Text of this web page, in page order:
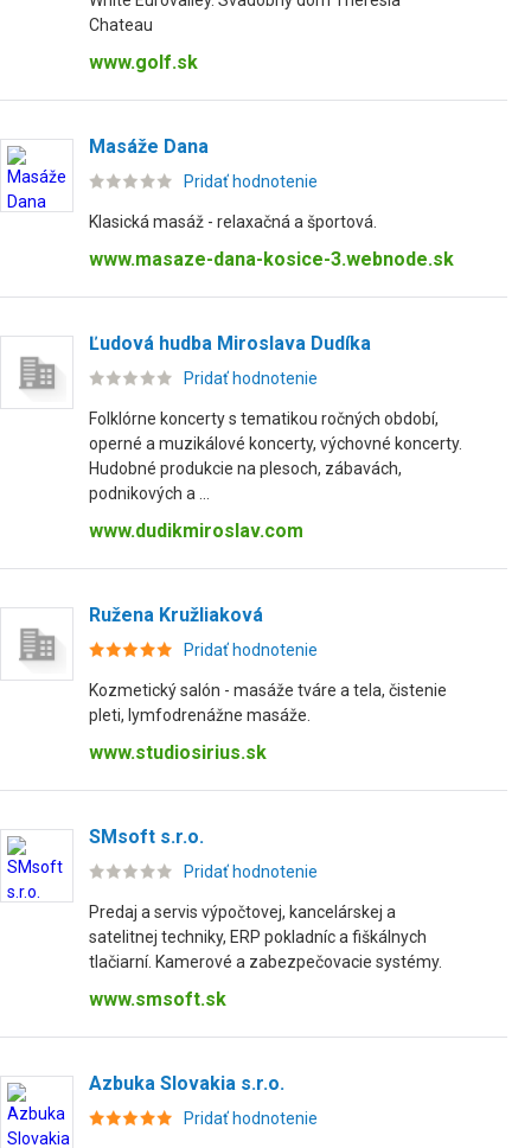
Chateau
www.golf.sk
Masáže Dana
Pridať hodnotenie
Klasická masáž - relaxačná a športová.
www.masaze-dana-kosice-3.webnode.sk
Ľudová hudba Miroslava Dudíka
Pridať hodnotenie
Folklórne koncerty s tematikou ročných období,
operné a muzikálové koncerty, výchovné koncerty.
Hudobné produkcie na plesoch, zábavách,
podnikových a ...
www.dudikmiroslav.com
Ružena Kružliaková
Pridať hodnotenie
Kozmetický salón - masáže tváre a tela, čistenie
pleti, lymfodrenážne masáže.
www.studiosirius.sk
SMsoft s.r.o.
Pridať hodnotenie
Predaj a servis výpočtovej, kancelárskej a
satelitnej techniky, ERP pokladníc a fiškálnych
tlačiarní. Kamerové a zabezpečovacie systémy.
www.smsoft.sk
Azbuka Slovakia s.r.o.
Pridať hodnotenie